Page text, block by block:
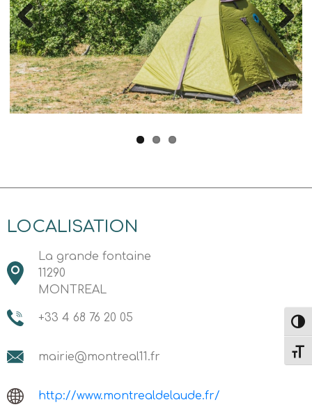
Previous Next
LOCALISATION
La grande fontaine
11290
MONTREAL
+33 4 68 76 20 05
mairie@montreal11.fr
http://www.montrealdelaude.fr/